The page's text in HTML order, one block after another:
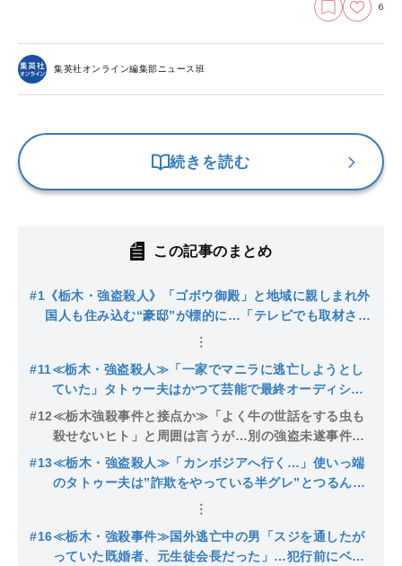
6
集英社オンライン編集部ニュース班
続きを読む
この記事のまとめ
#1 《栃木・強盗殺人》「ゴボウ御殿」と地域に親しまれ外
国人も住み込む“豪邸”が標的に…「テレビでも取材され
た有名なお宅でした」前日から度々不審者…16歳少年が
#11≪栃木・強盗殺人≫「一家でマニラに逃亡しようとし
ていた」タトゥー夫はかつて芸能で最終オーディショ
ンまでいった“イケメン”も今やビール腹で仕事も続か
ず…知人がみた横顔
#12≪栃木強殺事件と接点か≫「よく牛の世話をする虫も
殺せないヒト」と周囲は言うが…別の強盗未遂事件で
逮捕された搾乳アルバイト男（20）「反社の付き合い
ないです」母が涙の告白
#13≪栃木・強盗殺人≫「カンボジアへ行く…」使いっ端
のタトゥー夫は”詐欺をやっている半グレ”とつるんで
いた「ヤクザじゃないから…もう少しで抜けられる」
#16≪栃木・強殺事件≫国外逃亡中の男「スジを通したが
っていた既婚者、元生徒会長だった」…犯行前にベッ